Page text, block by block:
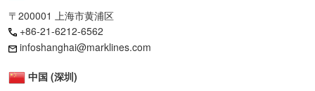
〒200001 上海市黄浦区
+86-21-6212-6562
infoshanghai@marklines.com
中国 (深圳)